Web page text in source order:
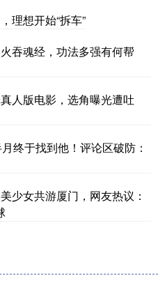
理想开始“拆车”
吞魂经，功法多强有何帮
人版电影，选角曝光遭吐
终于找到他！评论区破防：
少女共游厦门，网友热议：